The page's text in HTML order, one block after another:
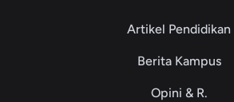
Artikel Pendidikan
Berita Kampus
Opini & R.